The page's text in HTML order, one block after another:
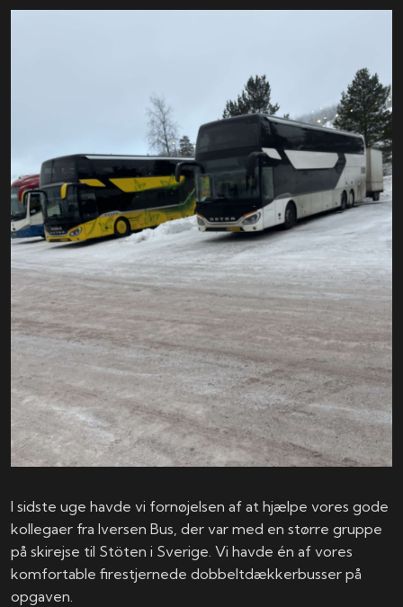
I sidste uge havde vi fornøjelsen af at hjælpe vores gode
kollegaer fra Iversen Bus, der var med en større gruppe
på skirejse til Stöten i Sverige. Vi havde én af vores
komfortable firestjernede dobbeltdækkerbusser på
opgaven.